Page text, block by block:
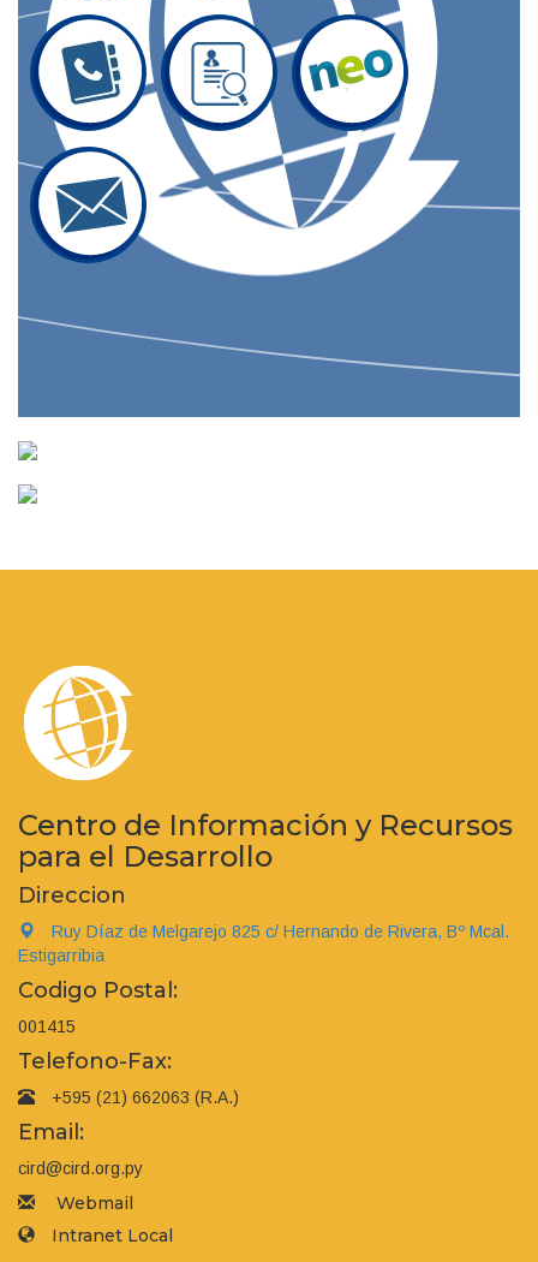
Centro de Información y Recursos
para el Desarrollo
Direccion
Ruy Díaz de Melgarejo 825 c/ Hernando de Rivera, Bº Mcal.
Estigarribia
Codigo Postal:
001415
Telefono-Fax:
+595 (21) 662063 (R.A.)
Email:
cird@cird.org.py
Webmail
Intranet Local